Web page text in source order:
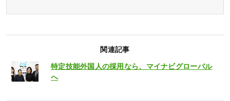
関連記事
特定技能外国人の採用なら、マイナビグローバル
へ